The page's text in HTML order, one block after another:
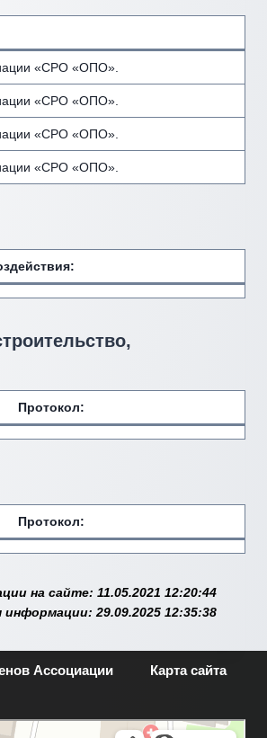
«СРО «ОПО».
«СРО «ОПО».
«СРО «ОПО».
«СРО «ОПО».
:
Протокол:
Протокол:
на сайте: 11.05.2021 12:20:44
29.09.2025 12:35:38
Ассоциации Карта сайта